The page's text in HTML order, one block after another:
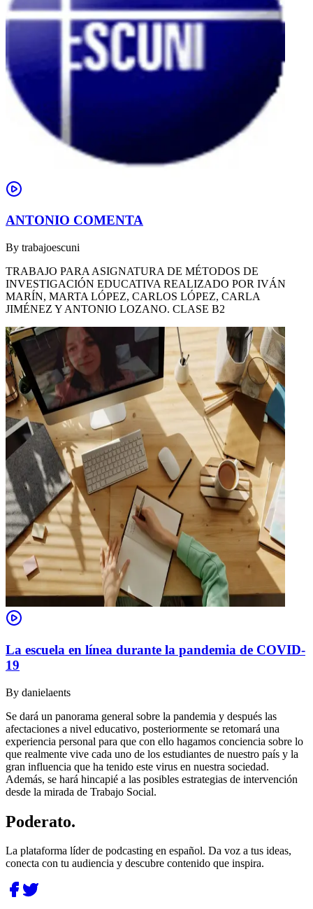
ANTONIO COMENTA
By trabajoescuni
TRABAJO PARA ASIGNATURA DE MÉTODOS DE
INVESTIGACIÓN EDUCATIVA REALIZADO POR IVÁN
MARÍN, MARTA LÓPEZ, CARLOS LÓPEZ, CARLA
JIMÉNEZ Y ANTONIO LOZANO. CLASE B2
La escuela en línea durante la pandemia de COVID-
19
By danielaents
Se dará un panorama general sobre la pandemia y después las
afectaciones a nivel educativo, posteriormente se retomará una
experiencia personal para que con ello hagamos conciencia sobre lo
que realmente vive cada uno de los estudiantes de nuestro país y la
gran influencia que ha tenido este virus en nuestra sociedad.
Además, se hará hincapié a las posibles estrategias de intervención
desde la mirada de Trabajo Social.
Poderato.
La plataforma líder de podcasting en español. Da voz a tus ideas,
conecta con tu audiencia y descubre contenido que inspira.